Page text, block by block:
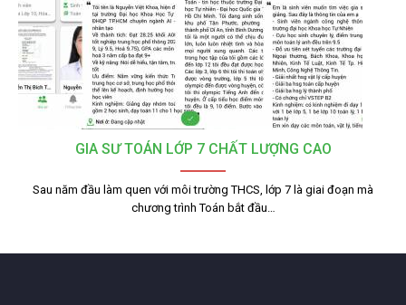
GIA SƯ TOÁN LỚP 7 CHẤT LƯỢNG CAO
Sau năm đầu làm quen với môi trường THCS, lớp 7 là giai đoạn mà
chương trình Toán bắt đầu…